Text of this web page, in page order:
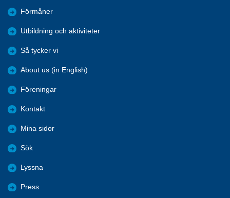
Förmåner
Utbildning och aktiviteter
Så tycker vi
About us (in English)
Föreningar
Kontakt
Mina sidor
Sök
Lyssna
Press